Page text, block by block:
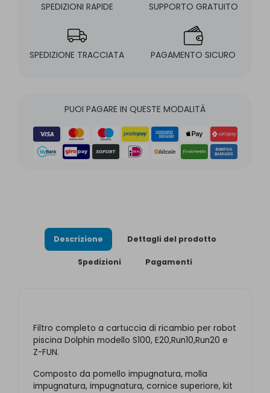
SPEDIZIONI RAPIDE SUPPORTO GRATUITO
SPEDIZIONE TRACCIATA PAGAMENTO SICURO
PUOI PAGARE IN QUESTE MODALITÀ
Descrizione Dettagli del prodotto
Spedizioni Pagamenti
Filtro completo a cartuccia di ricambio per robot
piscina Dolphin modello S100, E20,Run10,Run20 e
Z-FUN.
Composto da pomello impugnatura, molla
impugnatura, impugnatura, cornice superiore, kit